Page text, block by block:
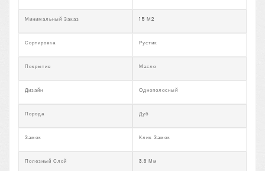
Минимальный Заказ 15 М2
Сортировка Рустик
Покрытие Масло
Дизайн Однополосный
Порода Дуб
Замок Клик Замок
Полезный Слой 3.6 Мм